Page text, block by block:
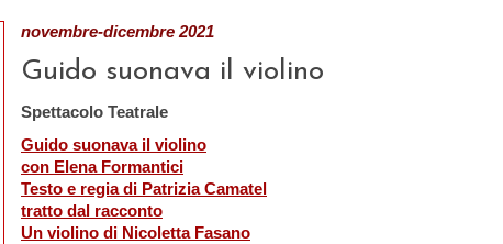
novembre-dicembre 2021
Guido suonava il violino
Spettacolo Teatrale
Guido suonava il violino
con Elena Formantici
Testo e regia di Patrizia Camatel
tratto dal racconto
Un violino di Nicoletta Fasano